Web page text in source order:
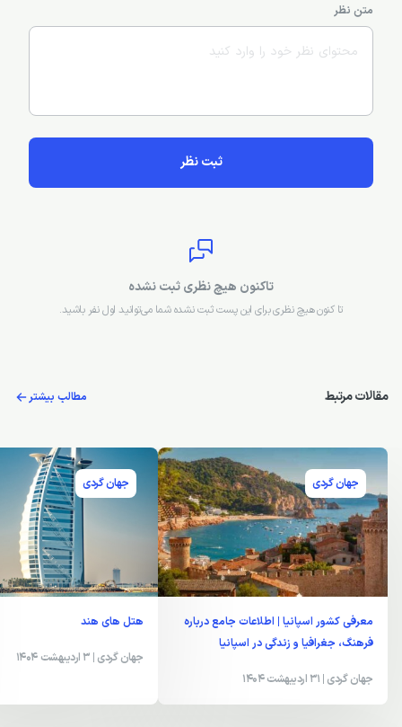
متن نظر
ثبت نظر
تاکنون هیچ نظری ثبت نشده
تا کنون هیچ نظری برای این پست ثبت نشده شما می‌توانید اول نفر باشید.
مقالات مرتبط مطالب بیشتر
جهان گردی
معرفی کشور اسپانیا | اطلاعات جامع درباره
فرهنگ، جغرافیا و زندگی در اسپانیا
جهان گردی | 31 اردیبهشت 1404
جهان گردی
هتل های هند
جهان گردی | 3 اردیبهشت 1404